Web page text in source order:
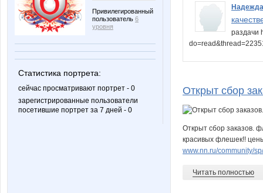
Привилегированный
пользователь 6
уровня
Статистика портрета:
сейчас просматривают портрет - 0
зарегистрированные пользователи
посетившие портрет за 7 дней - 0
раздачи
Открыт сбор
Открыт сбор заказов.
красивых флешек!!
www.nn.ru/community/
Читать полностью